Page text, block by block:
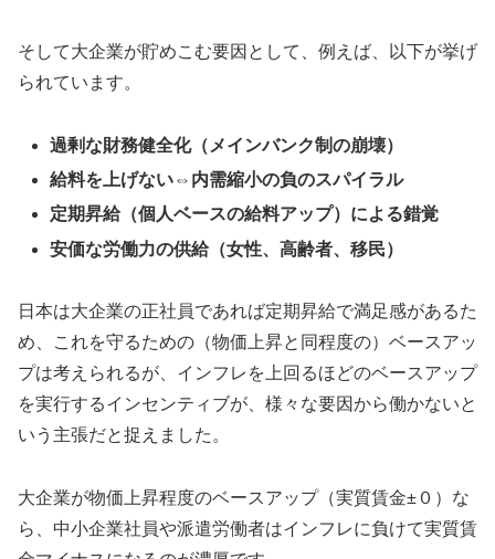
そして大企業が貯めこむ要因として、例えば、以下が挙げ
られています。
過剰な財務健全化（メインバンク制の崩壊）
給料を上げない⇔内需縮小の負のスパイラル
定期昇給（個人ベースの給料アップ）による錯覚
安価な労働力の供給（女性、高齢者、移民）
日本は大企業の正社員であれば定期昇給で満足感があるた
め、これを守るための（物価上昇と同程度の）ベースアッ
プは考えられるが、インフレを上回るほどのベースアップ
を実行するインセンティブが、様々な要因から働かないと
いう主張だと捉えました。
大企業が物価上昇程度のベースアップ（実質賃金±０）な
ら、中小企業社員や派遣労働者はインフレに負けて実質賃